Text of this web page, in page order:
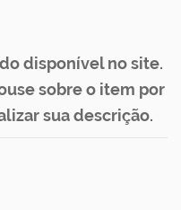
disponível no site.
sobre o item por
sua descrição.